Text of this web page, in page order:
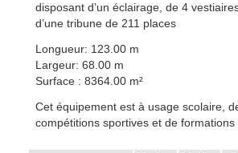
disposant d’un éclairage, de 4
d’une tribune de 211 places
Longueur: 123.00 m
Largeur: 68.00 m
Surface : 8364.00 m²
Cet équipement est à usage scolaire,
compétitions sportives et de formations